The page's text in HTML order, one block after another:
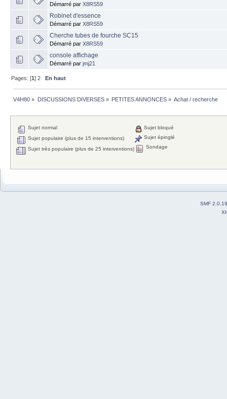
Démarré par X8RS59
Robinet d'essence
Démarré par X8RS59
Cherche tubes de fourche SC15
Démarré par X8RS59
console affichage
Démarré par jmj21
Pages: [1]2 En haut
V4H80 » DISCUSSIONS DIVERSES» PETITES ANNONCES» Achat / recherche
Sujet normal
Sujet populaire (plus de 15 interventions)
Sujet très populaire (plus de 25 interventions)
Sujet bloqué
Sujet épinglé
Sondage
SMF 2.0.19